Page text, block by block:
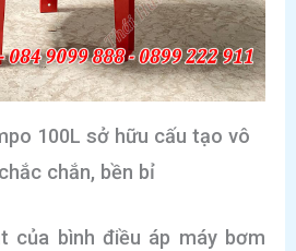
100L sở hữu cấu tạo vô
chắn, bền bỉ
của bình điều áp máy bơm